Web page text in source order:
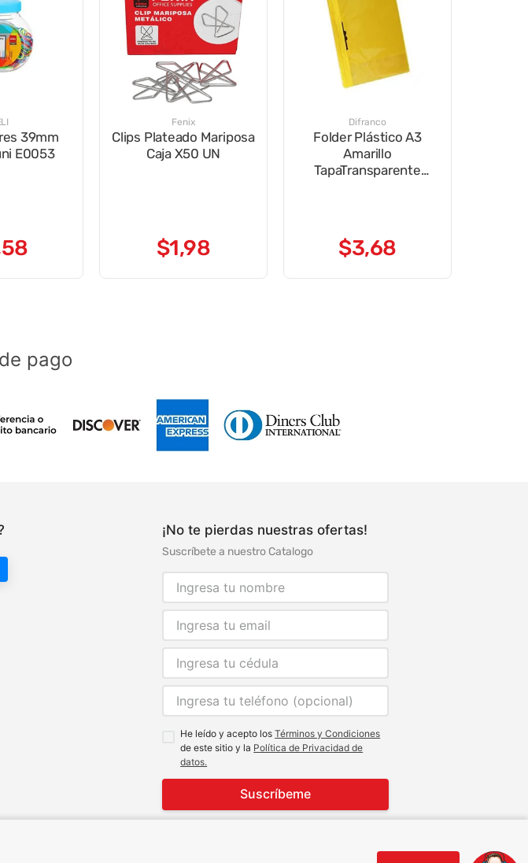
39mm
E0053
58
Fenix
Clips Plateado Mariposa
Caja X50 UN
$1,98
Difranco
Folder Plástico A3
Amarillo
TapaTransparente
$3,68
pago
¡No te pierdas nuestras ofertas!
Suscríbete a nuestro Catalogo
He leído y acepto losTérminos y Condiciones
de este sitio y la Política de Privacidad de
datos.
Suscríbeme